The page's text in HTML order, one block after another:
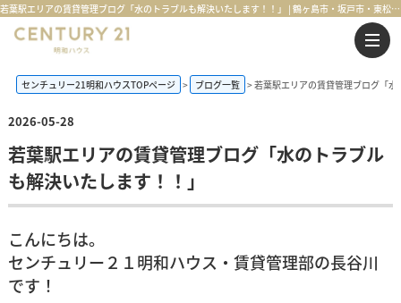
若葉駅エリアの賃貸管理ブログ「水のトラブルも解決いたします！！」 | 鶴ヶ島市・坂戸市・東松山市・川越市の不動産購入・不動産売却のことならセンチュリー21明和ハウス
センチュリー21明和ハウスTOPページ ブログ一覧 若葉駅エリアの賃貸管理ブログ「
2026-05-28
若葉駅エリアの賃貸管理ブログ「水のトラブル
も解決いたします！！」
こんにちは。
センチュリー２１明和ハウス・賃貸管理部の長谷川
です！